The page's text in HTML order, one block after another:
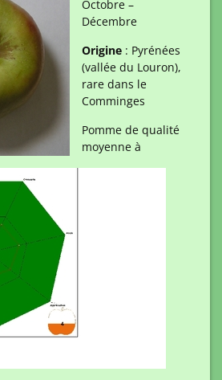
Octobre –
Décembre
Origine : Pyrénées
(vallée du Louron),
rare dans le
Comminges
Pomme de qualité
moyenne à